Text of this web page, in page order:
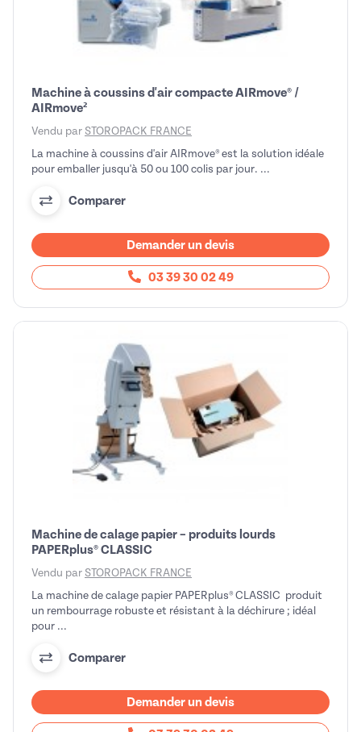
Machine à coussins d'air compacte AIRmove® /
AIRmove²
Vendu par STOROPACK FRANCE
La machine à coussins d'air AIRmove® est la solution idéale
pour emballer jusqu'à 50 ou 100 colis par jour. ...
Comparer
Demander un devis
03 39 30 02 49
Machine de calage papier – produits lourds
PAPERplus® CLASSIC
Vendu par STOROPACK FRANCE
La machine de calage papier PAPERplus® CLASSIC produit
un rembourrage robuste et résistant à la déchirure ; idéal
pour ...
Comparer
Demander un devis